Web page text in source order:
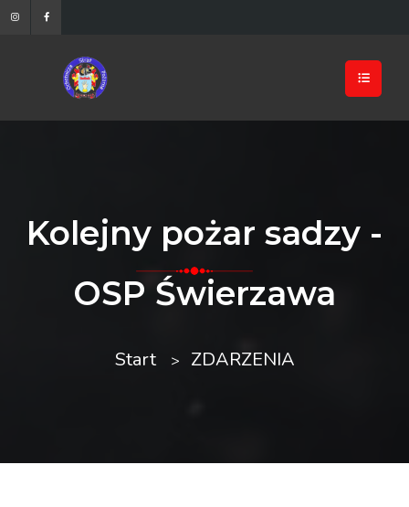
Kolejny pożar sadzy -
OSP Świerzawa
Start ZDARZENIA